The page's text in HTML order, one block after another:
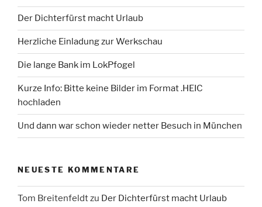
Der Dichterfürst macht Urlaub
Herzliche Einladung zur Werkschau
Die lange Bank im LokPfogel
Kurze Info: Bitte keine Bilder im Format .HEIC
hochladen
Und dann war schon wieder netter Besuch in München
NEUESTE KOMMENTARE
Tom Breitenfeldtzu Der Dichterfürst macht Urlaub